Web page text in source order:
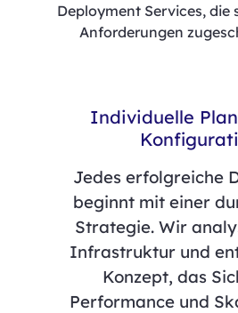
Deployment Services, die
Anforderungen
Individuelle
Jedes erfolgreiche
beginnt mit einer
Strategie. Wir
Infrastruktur und
Konzept, das
Performance und